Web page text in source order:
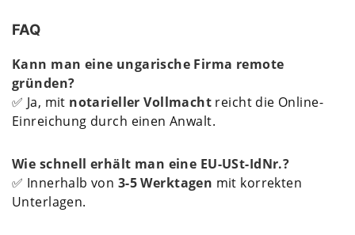
FAQ
Kann man eine ungarische Firma remote
gründen?
✅ Ja, mit notarieller Vollmacht reicht die Online-
Einreichung durch einen Anwalt.
Wie schnell erhält man eine EU-USt-IdNr.?
✅ Innerhalb von 3-5 Werktagen mit korrekten
Unterlagen.